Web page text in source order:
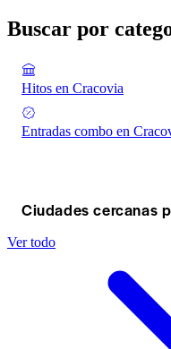
Buscar por
Hitos en Cracovia
Entradas combo en
Ciudades cercanas
Ver todo